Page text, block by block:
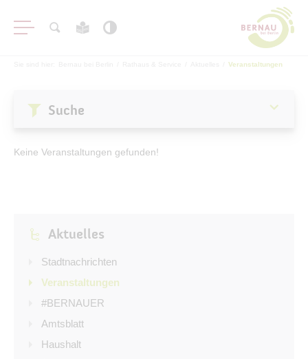
Aktuelles
Amtsblatt
Haushalt
Öffentliche Auslegungen
Bürgerservice
Bürgerinformation
Veranstaltungen
Keine Veranstaltungen gefunden!
Suche
Aktuelles
Stadtnachrichten
Veranstaltungen
#BERNAUER
Amtsblatt
Haushalt